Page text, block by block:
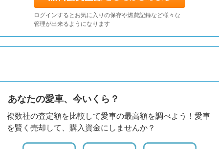
ログインするとお気に入りの保存や燃費記録など様々な
管理が出来るようになります
あなたの愛車、今いくら？
複数社の査定額を比較して愛車の最高額を調べよう！愛車
を賢く売却して、購入資金にしませんか？